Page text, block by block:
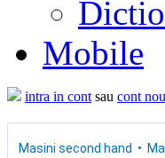
Mobile
intra in cont sau cont nou
Masini second hand